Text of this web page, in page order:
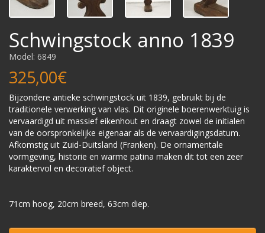
Schwingstock anno 1839
Model: 6849
325,00€
Bijzondere antieke schwingstock uit 1839, gebruikt bij de
traditionele verwerking van vlas. Dit originele boerenwerktuig is
vervaardigd uit massief eikenhout en draagt zowel de initialen
van de oorspronkelijke eigenaar als de vervaardigingsdatum.
Afkomstig uit Zuid-Duitsland (Franken). De ornamentale
vormgeving, historie en warme patina maken dit tot een zeer
karaktervol en decoratief object.
71cm hoog, 20cm breed, 63cm diep.